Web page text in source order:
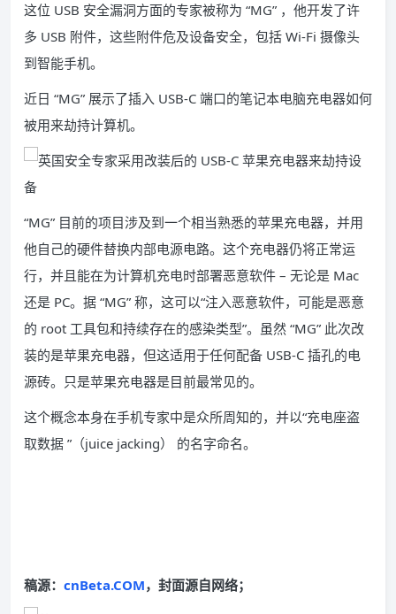
这位 USB 安全漏洞方面的专家被称为 “MG” ，他开发了许
多 USB 附件，这些附件危及设备安全，包括 Wi-Fi 摄像头
到智能手机。
近日 “MG” 展示了插入 USB-C 端口的笔记本电脑充电器如何
被用来劫持计算机。
“MG” 目前的项目涉及到一个相当熟悉的苹果充电器，并用
他自己的硬件替换内部电源电路。这个充电器仍将正常运
行，并且能在为计算机充电时部署恶意软件 – 无论是 Mac
还是 PC。据 “MG” 称，这可以“注入恶意软件，可能是恶意
的 root 工具包和持续存在的感染类型”。虽然 “MG” 此次改
装的是苹果充电器，但这适用于任何配备 USB-C 插孔的电
源砖。只是苹果充电器是目前最常见的。
这个概念本身在手机专家中是众所周知的，并以“充电座盗
取数据 ”（juice jacking） 的名字命名。
稿源： cnBeta.COM，封面源自网络；